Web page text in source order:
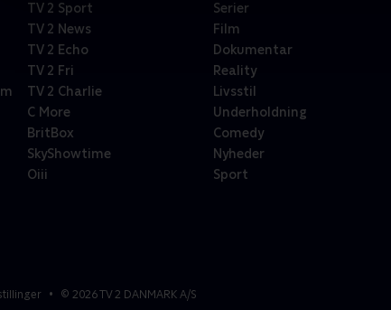
TV 2 Sport
TV 2 News
TV 2 Echo
TV 2 Fri
TV 2 Charlie
C More
BritBox
SkyShowtime
Oiii
Serier
Film
Dokumentar
Reality
Livsstil
Underholdning
Comedy
Nyheder
Sport
© 2026TV 2 DANMARK A/S